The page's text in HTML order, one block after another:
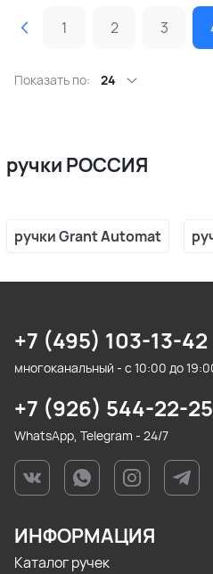
1 2 3
Показать по: 24
ручки РОССИЯ
ручки Grant Automat
+7 (495) 103-13-42
многоканальный - с 10:00 до
+7 (926) 544-22-25
WhatsApp, Telegram - 24/7
ИНФОРМАЦИЯ
Каталог ручек